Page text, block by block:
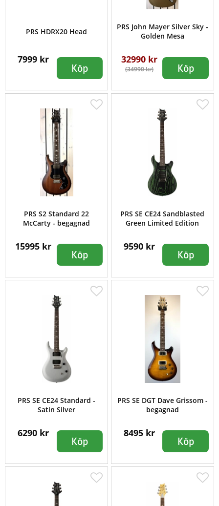
PRS HDRX20 Head
7999 kr
Köp
PRS John Mayer Silver Sky -
Golden Mesa
32990 kr
(34990 kr) Köp
PRS S2 Standard 22
McCarty - begagnad
15995 kr
Köp
PRS SE CE24 Sandblasted
Green Limited Edition
9590 kr
Köp
PRS SE CE24 Standard -
Satin Silver
6290 kr
Köp
PRS SE DGT Dave Grissom -
begagnad
8495 kr
Köp